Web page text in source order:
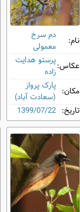
نام:
دم‌ سرخ
معمولی
عکاس:پرستو هدایت
زاده
مکان: پارک پرواز
(سعادت آباد)
تاریخ: 1399/07/22